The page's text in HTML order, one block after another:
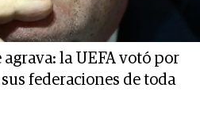
agrava: la UEFA votó por
federaciones de toda